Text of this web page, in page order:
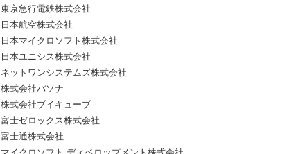
東京急行電鉄株式会社
日本航空株式会社
日本マイクロソフト株式会社
日本ユニシス株式会社
ネットワンシステムズ株式会社
株式会社パソナ
株式会社ブイキューブ
富士ゼロックス株式会社
富士通株式会社